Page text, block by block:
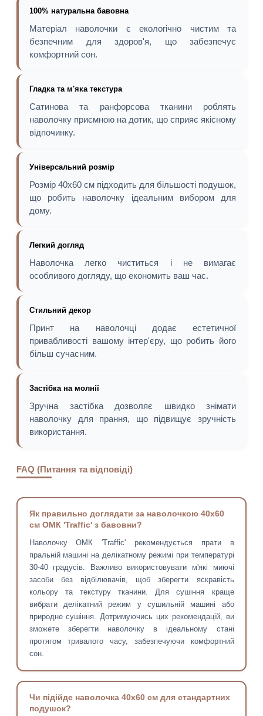
100% натуральна бавовна
Матеріал наволочки є екологічно чистим та
безпечним для здоров'я, що забезпечує
комфортний сон.
Гладка та м'яка текстура
Сатинова та ранфорсова тканини роблять
наволочку приємною на дотик, що сприяє якісному
відпочинку.
Універсальний розмір
Розмір 40х60 см підходить для більшості подушок,
що робить наволочку ідеальним вибором для
дому.
Легкий догляд
Наволочка легко чиститься і не вимагає
особливого догляду, що економить ваш час.
Стильний декор
Принт на наволочці додає естетичної
привабливості вашому інтер'єру, що робить його
більш сучасним.
Застібка на молнії
Зручна застібка дозволяє швидко знімати
наволочку для прання, що підвищує зручність
використання.
FAQ (Питання та відповіді)
Як правильно доглядати за наволочкою 40х60
см ОМК 'Traffic' з бавовни?
Наволочку ОМК 'Traffic' рекомендується прати в
пральній машині на делікатному режимі при температурі
30-40 градусів. Важливо використовувати м'які миючі
засоби без відбілювачів, щоб зберегти яскравість
кольору та текстуру тканини. Для сушіння краще
вибрати делікатний режим у сушильній машині або
природне сушіння. Дотримуючись цих рекомендацій, ви
зможете зберегти наволочку в ідеальному стані
протягом тривалого часу, забезпечуючи комфортний
сон.
Чи підійде наволочка 40х60 см для стандартних
подушок?